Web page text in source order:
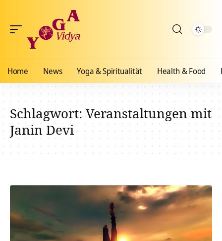
Home News Yoga & Spiritualität Health & Food
Schlagwort:Veranstaltungen mit
Janin Devi